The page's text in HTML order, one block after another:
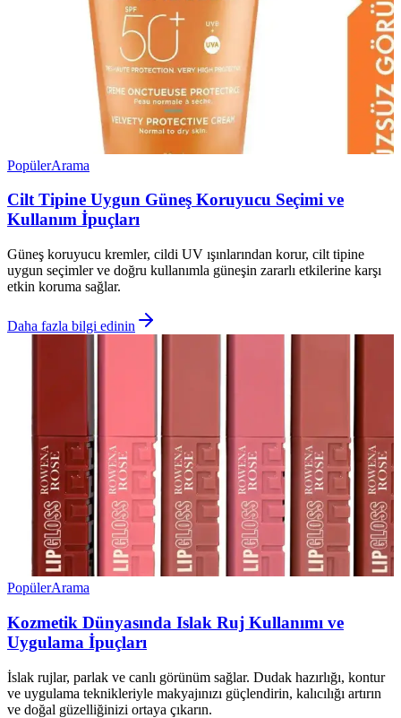
PopülerArama
Cilt Tipine Uygun Güneş Koruyucu Seçimi ve
Kullanım İpuçları
Güneş koruyucu kremler, cildi UV ışınlarından korur, cilt tipine
uygun seçimler ve doğru kullanımla güneşin zararlı etkilerine karşı
etkin koruma sağlar.
Daha fazla bilgi edinin
PopülerArama
Kozmetik Dünyasında Islak Ruj Kullanımı ve
Uygulama İpuçları
İslak rujlar, parlak ve canlı görünüm sağlar. Dudak hazırlığı, kontur
ve uygulama teknikleriyle makyajınızı güçlendirin, kalıcılığı artırın
ve doğal güzelliğinizi ortaya çıkarın.